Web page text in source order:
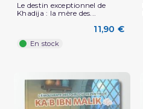
Le destin exceptionnel de
Khadija : la mère des...
11,90 €
En stock